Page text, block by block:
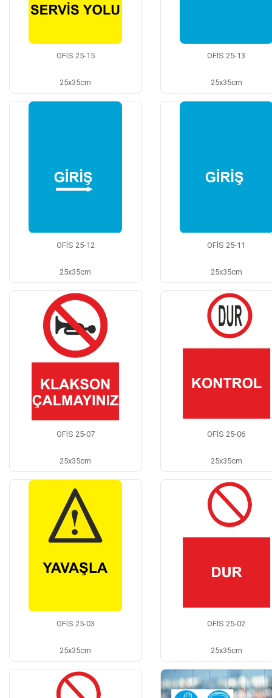
OFİS 25-15
25x35cm
OFİS 25-13
25x35cm
OFİS 25-12
25x35cm
OFİS 25-11
25x35cm
OFİS 25-07
25x35cm
OFİS 25-06
25x35cm
OFİS 25-03
25x35cm
OFİS 25-02
25x35cm